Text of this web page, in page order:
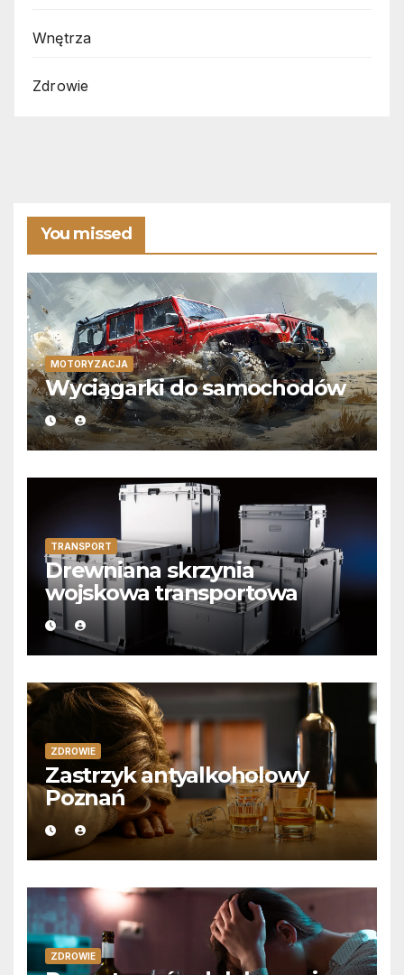
Wnętrza
Zdrowie
You missed
MOTORYZACJA
Wyciągarki do samochodów
TRANSPORT
Drewniana skrzynia
wojskowa transportowa
ZDROWIE
Zastrzyk antyalkoholowy
Poznań
ZDROWIE